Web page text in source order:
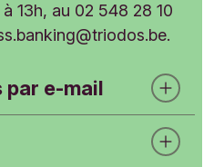
13h, au 02 548 28 10
.
e-mail
Champs obligatoires